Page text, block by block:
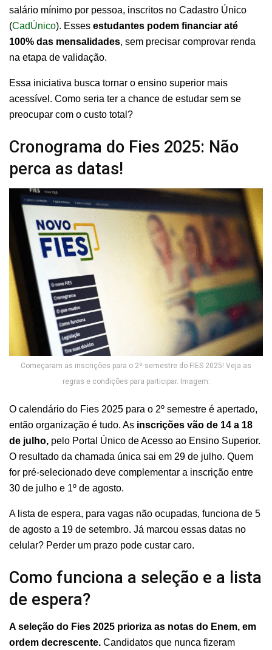
salário mínimo por pessoa, inscritos no Cadastro Único
(CadÚnico). Esses estudantes podem financiar até
100% das mensalidades, sem precisar comprovar renda
na etapa de validação.
Essa iniciativa busca tornar o ensino superior mais
acessível. Como seria ter a chance de estudar sem se
preocupar com o custo total?
Cronograma do Fies 2025: Não
perca as datas!
Começaram as inscrições para o 2º semestre do FIES 2025! Veja as
regras e condições para participar. Imagem:
O calendário do Fies 2025 para o 2º semestre é apertado,
então organização é tudo. As inscrições vão de 14 a 18
de julho, pelo Portal Único de Acesso ao Ensino Superior.
O resultado da chamada única sai em 29 de julho. Quem
for pré-selecionado deve complementar a inscrição entre
30 de julho e 1º de agosto.
A lista de espera, para vagas não ocupadas, funciona de 5
de agosto a 19 de setembro. Já marcou essas datas no
celular? Perder um prazo pode custar caro.
Como funciona a seleção e a lista
de espera?
A seleção do Fies 2025 prioriza as notas do Enem, em
ordem decrescente. Candidatos que nunca fizeram